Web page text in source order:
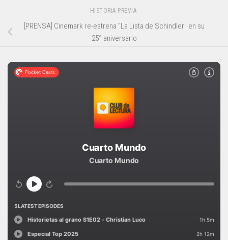
HISTORIA PREVIA
[PRENSA] Cinemark re-estrena "La Lista de Schindler" en su
25° aniversario